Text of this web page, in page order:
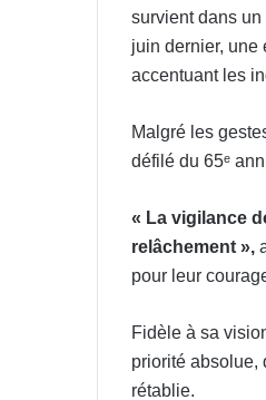
survient dans
juin dernier, une
accentuant les
Malgré les
défilé du 65ᵉ
« La vigilance
relâchement »,
pour leur
Fidèle à sa
priorité absolue,
rétablie.